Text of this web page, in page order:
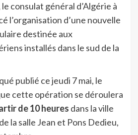
consulat général d’Algérie à
l’organisation d’une nouvelle
destinée aux
installés dans le sud de la
publié ce jeudi 7 mai, le
cette opération se déroulera
de 10 heures dans la ville
la salle Jean et Pons Dedieu,